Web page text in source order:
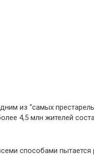
из “самых
4,5 млн жителей
способами пытается